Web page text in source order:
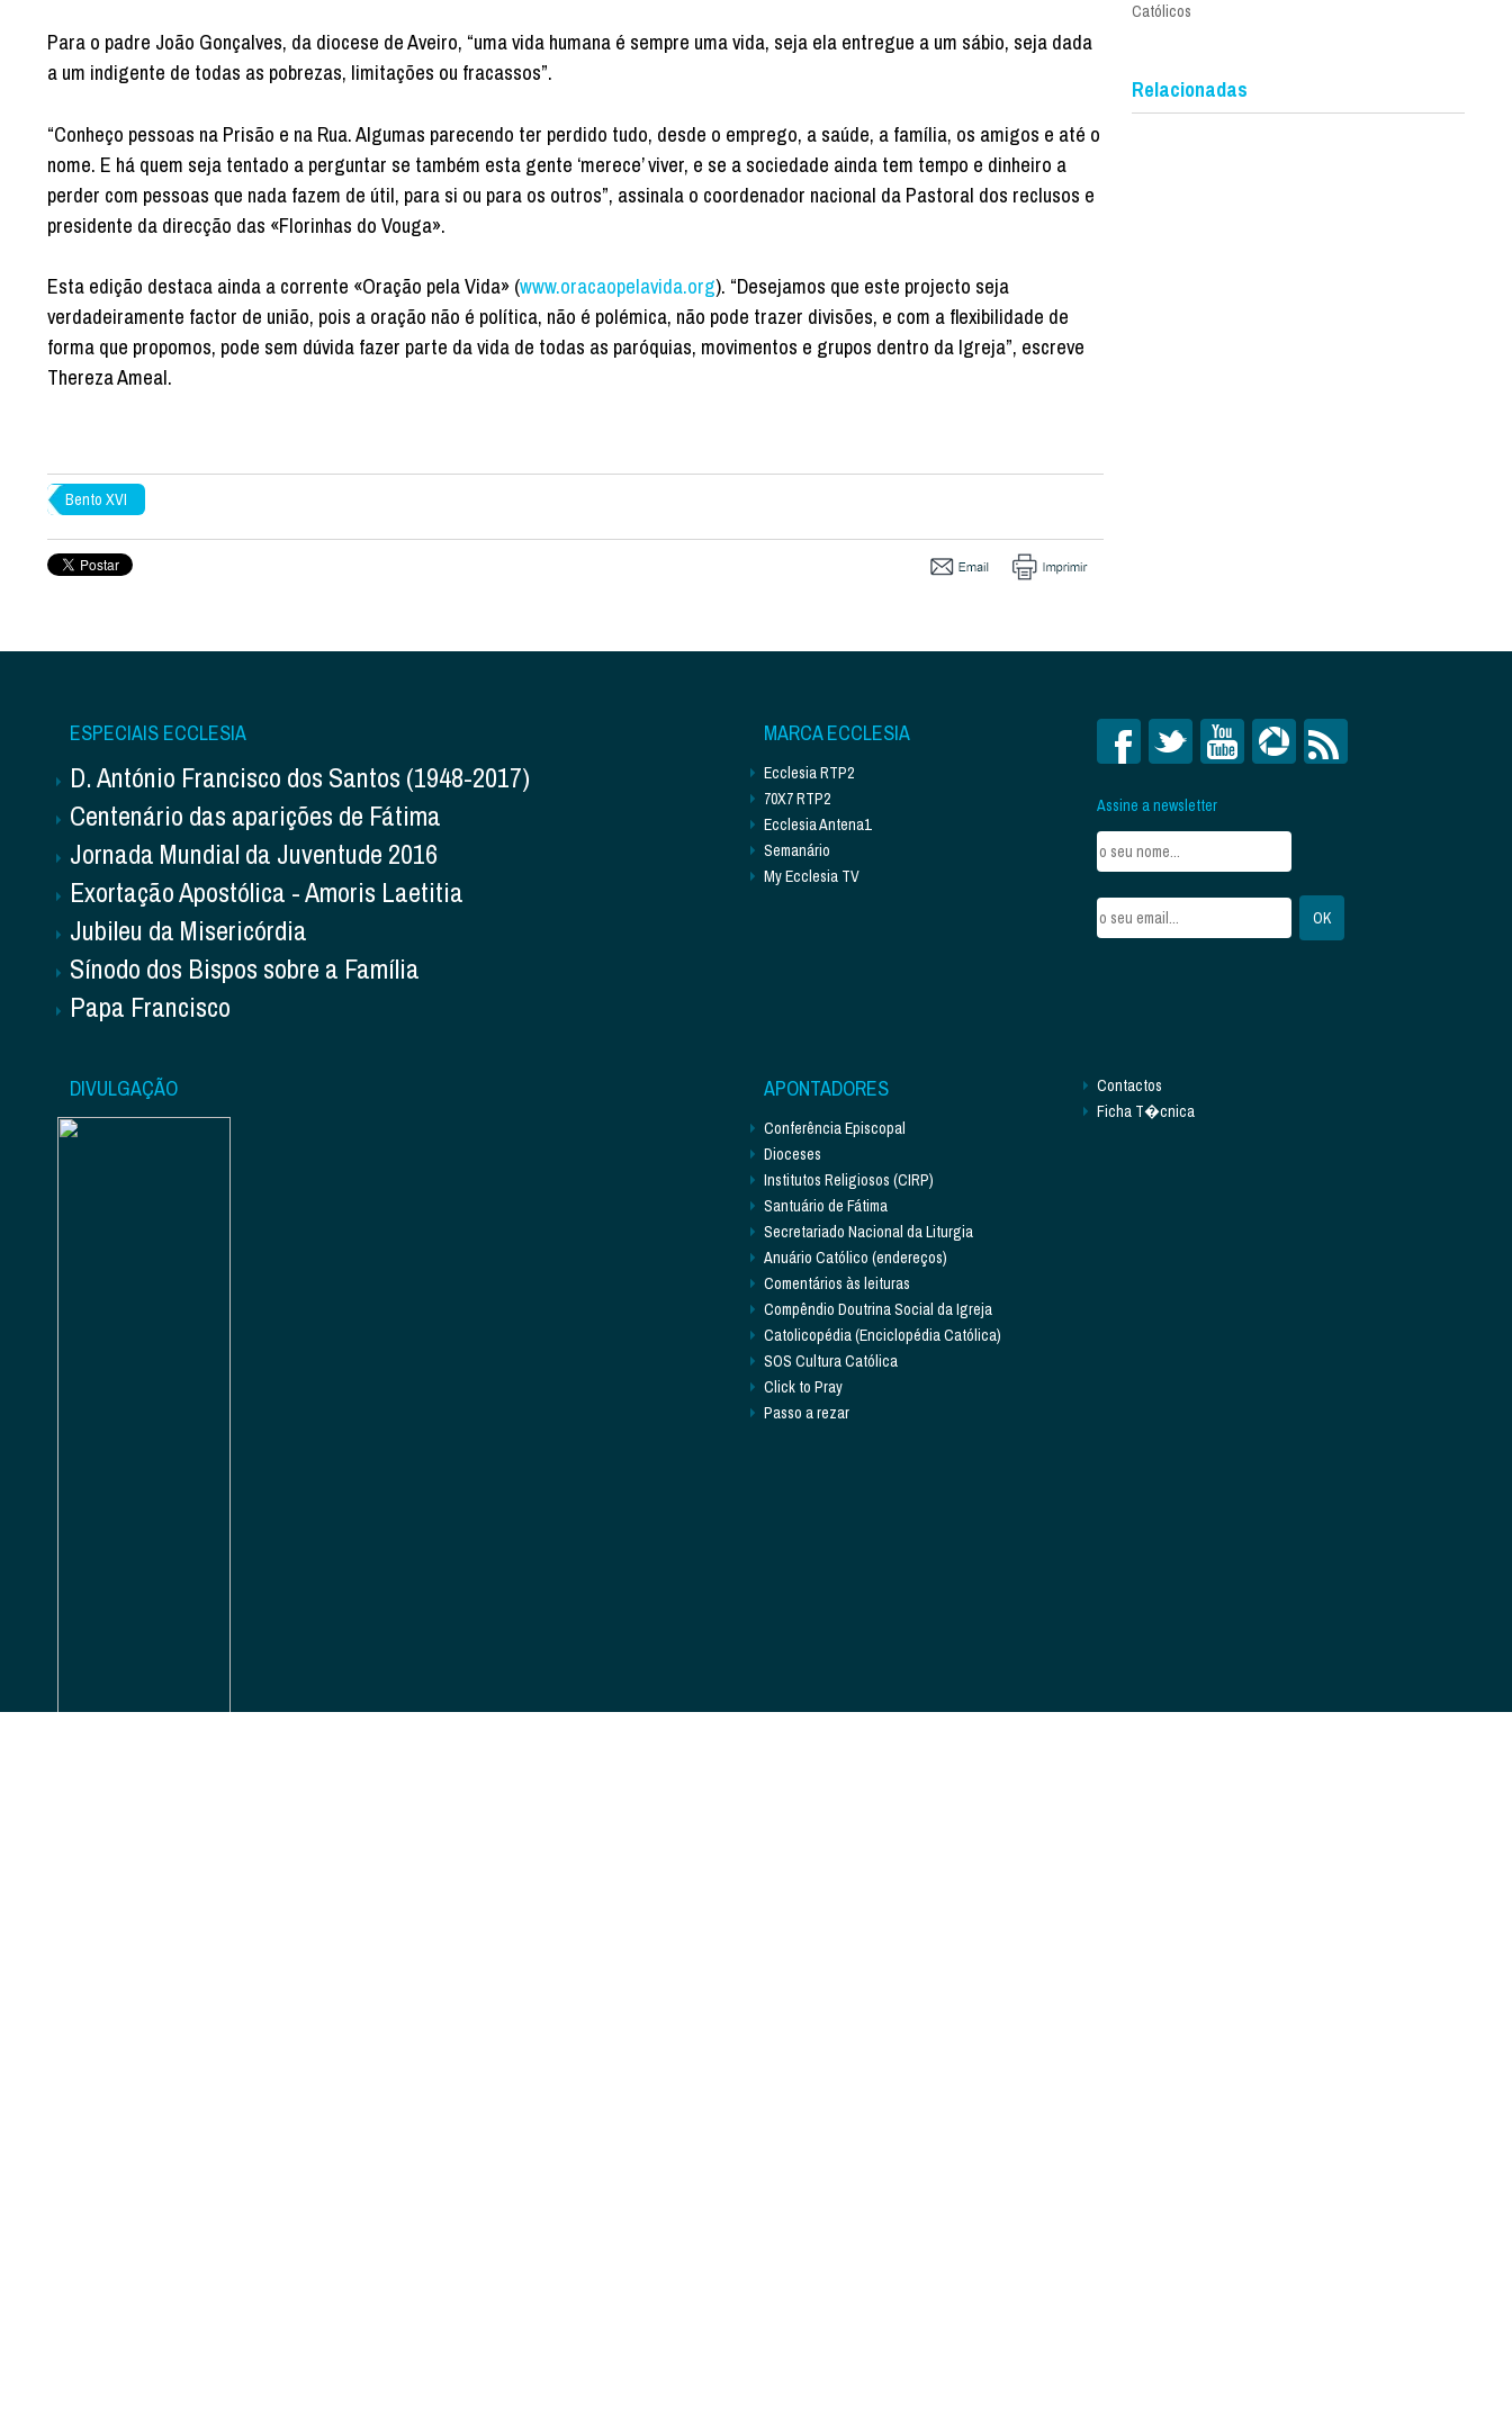
Para o padre João Gonçalves, da diocese de Aveiro, “uma vida humana é sempre uma vida, seja ela entregue a um sábio, seja dada
a um indigente de todas as pobrezas, limitações ou fracassos”.
“Conheço pessoas na Prisão e na Rua. Algumas parecendo ter perdido tudo, desde o emprego, a saúde, a família, os amigos e até o
nome. E há quem seja tentado a perguntar se também esta gente ‘merece’ viver, e se a sociedade ainda tem tempo e dinheiro a
perder com pessoas que nada fazem de útil, para si ou para os outros”, assinala o coordenador nacional da Pastoral dos reclusos e
presidente da direcção das «Florinhas do Vouga».
Esta edição destaca ainda a corrente «Oração pela Vida» (www.oracaopelavida.org). “Desejamos que este projecto seja
verdadeiramente factor de união, pois a oração não é política, não é polémica, não pode trazer divisões, e com a flexibilidade de
forma que propomos, pode sem dúvida fazer parte da vida de todas as paróquias, movimentos e grupos dentro da Igreja”, escreve
Thereza Ameal.
Bento XVI
Católicos
Relacionadas
ESPECIAIS ECCLESIA
D. António Francisco dos Santos (1948-2017)
Centenário das aparições de Fátima
Jornada Mundial da Juventude 2016
Exortação Apostólica - Amoris Laetitia
Jubileu da Misericórdia
Sínodo dos Bispos sobre a Família
Papa Francisco
MARCA ECCLESIA
Ecclesia RTP2
70X7 RTP2
Ecclesia Antena1
Semanário
My Ecclesia TV
Assine a newsletter
DIVULGAÇÃO APONTADORES
Conferência Episcopal
Dioceses
Institutos Religiosos (CIRP)
Santuário de Fátima
Secretariado Nacional da Liturgia
Anuário Católico (endereços)
Comentários às leituras
Compêndio Doutrina Social da Igreja
Catolicopédia (Enciclopédia Católica)
SOS Cultura Católica
Click to Pray
Passo a rezar
Contactos
Ficha T�cnica